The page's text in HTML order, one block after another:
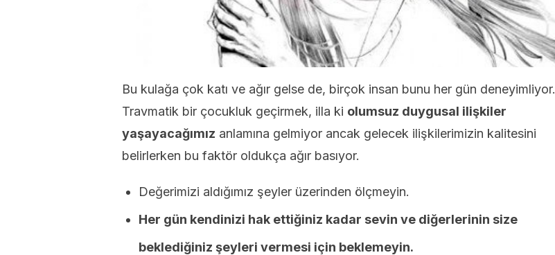
Bu kulağa çok katı ve ağır gelse de, birçok insan bunu her gün deneyimliyor.
Travmatik bir çocukluk geçirmek, illa ki olumsuz duygusal ilişkiler
yaşayacağımız anlamına gelmiyor ancak gelecek ilişkilerimizin kalitesini
belirlerken bu faktör oldukça ağır basıyor.
Değerimizi aldığımız şeyler üzerinden ölçmeyin.
Her gün kendinizi hak ettiğiniz kadar sevin ve diğerlerinin size
beklediğiniz şeyleri vermesi için beklemeyin.